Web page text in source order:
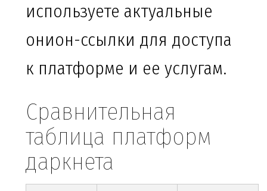
используете актуальные
онион-ссылки для доступа
к платформе и ее услугам.
Сравнительная
таблица платформ
даркнета